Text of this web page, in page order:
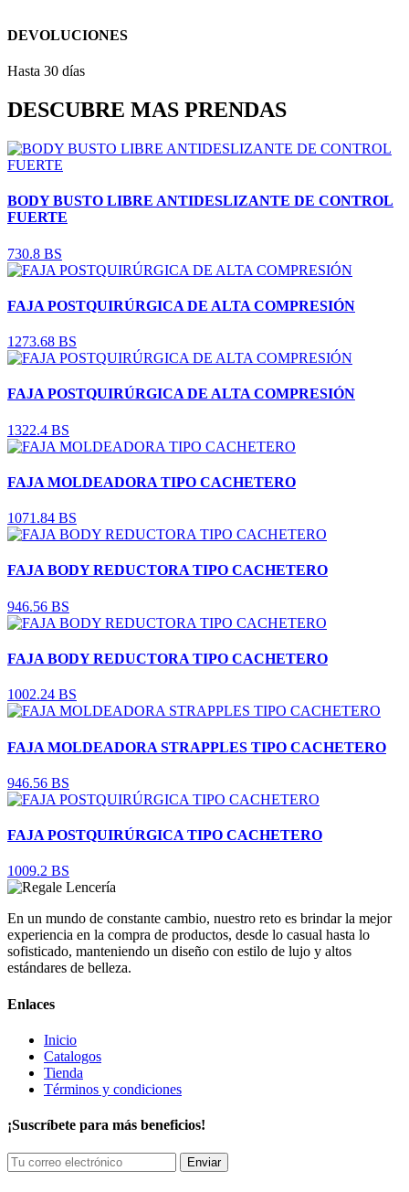
DEVOLUCIONES
Hasta 30 días
DESCUBRE MAS PRENDAS
BODY BUSTO LIBRE ANTIDESLIZANTE DE CONTROL
FUERTE
730.8 BS
FAJA POSTQUIRÚRGICA DE ALTA COMPRESIÓN
1273.68 BS
FAJA POSTQUIRÚRGICA DE ALTA COMPRESIÓN
1322.4 BS
FAJA MOLDEADORA TIPO CACHETERO
1071.84 BS
FAJA BODY REDUCTORA TIPO CACHETERO
946.56 BS
FAJA BODY REDUCTORA TIPO CACHETERO
1002.24 BS
FAJA MOLDEADORA STRAPPLES TIPO CACHETERO
946.56 BS
FAJA POSTQUIRÚRGICA TIPO CACHETERO
1009.2 BS
En un mundo de constante cambio, nuestro reto es brindar la mejor
experiencia en la compra de productos, desde lo casual hasta lo
sofisticado, manteniendo un diseño con estilo de lujo y altos
estándares de belleza.
Enlaces
Inicio
Catalogos
Tienda
Términos y condiciones
¡Suscríbete para más beneficios!
Enviar